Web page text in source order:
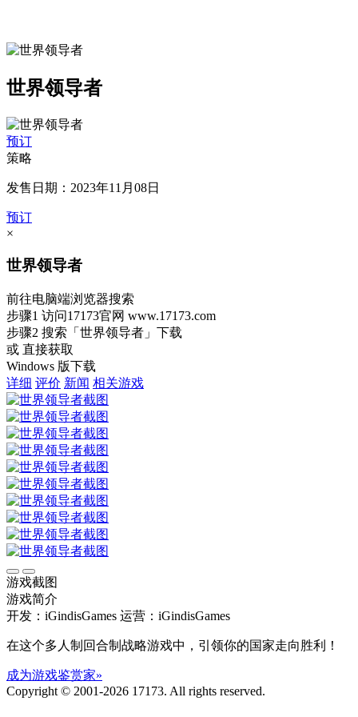
世界领导者
预订
策略
发售日期：2023年11月08日
预订
×
世界领导者
前往电脑端浏览器搜索
步骤1 访问17173官网 www.17173.com
步骤2 搜索 「世界领导者」 下载
或 直接获取
Windows 版下载
详细 评价 新闻 相关游戏
游戏截图
游戏简介
开发：iGindisGames 运营：iGindisGames
在这个多人制回合制战略游戏中，引领你的国家走向胜利！
成为游戏鉴赏家»
Copyright © 2001-2026 17173. All rights reserved.